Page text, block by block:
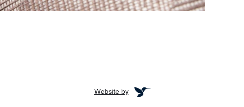
Website by